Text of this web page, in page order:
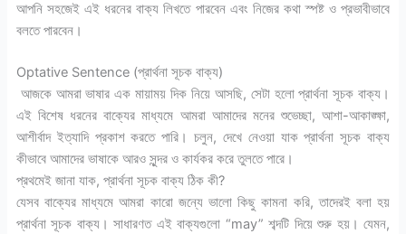
আপনি সহজেই এই ধরনের বাক্য লিখতে পারবেন এবং নিজের কথা স্পষ্ট ও প্রভাবীভাবে
বলতে পারবেন।
Optative Sentence (প্রার্থনা সূচক বাক্য)
আজকে আমরা ভাষার এক মায়াময় দিক নিয়ে আসছি, সেটা হলো প্রার্থনা সূচক বাক্য।
এই বিশেষ ধরনের বাক্যের মাধ্যমে আমরা আমাদের মনের শুভেচ্ছা, আশা-আকাঙ্ক্ষা,
আশীর্বাদ ইত্যাদি প্রকাশ করতে পারি। চলুন, দেখে নেওয়া যাক প্রার্থনা সূচক বাক্য
কীভাবে আমাদের ভাষাকে আরও সুন্দর ও কার্যকর করে তুলতে পারে।
প্রথমেই জানা যাক, প্রার্থনা সূচক বাক্য ঠিক কী?
যেসব বাক্যের মাধ্যমে আমরা কারো জন্যে ভালো কিছু কামনা করি, তাদেরই বলা হয়
প্রার্থনা সূচক বাক্য। সাধারণত এই বাক্যগুলো “may” শব্দটি দিয়ে শুরু হয়। যেমন,